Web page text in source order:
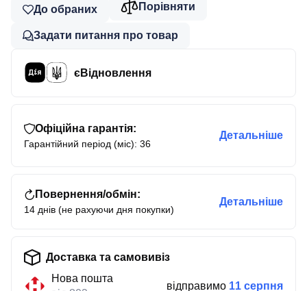
До обраних Порівняти
Задати питання про товар
єВідновлення
Офіційна гарантія:
Гарантійний період (міс): 36
Детальніше
Повернення/обмін:
14 днів (не рахуючи дня покупки)
Детальніше
Доставка та самовивіз
Нова пошта
відправимо 11 серпня